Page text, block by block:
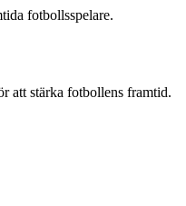
fotbollsspelare.
att stärka fotbollens framtid.